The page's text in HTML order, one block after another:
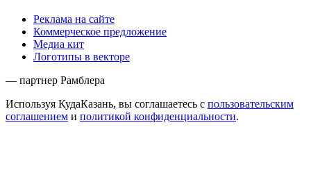
Реклама на сайте
Коммерческое предложение
Медиа кит
Логотипы в векторе
— партнер Рамблера
Используя КудаКазань, вы соглашаетесь с пользовательским
соглашением и политикой конфиденциальности.